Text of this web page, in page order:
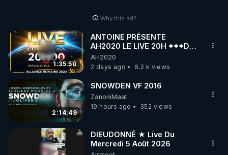
Why this ad?
1:35:50
ANTOINE PRÉSENTE
AH2020 LE LIVE 20H ***DU
06/08/2026***
AH2020
2 days ago
6.2 k views
2:14:49
SNOWDEN VF 2016
ZanoniMaat
19 hours ago
352 views
DIEUDONNÉ ★ Live Du
Mercredi 5 Août 2026